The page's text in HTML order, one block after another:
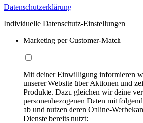
Datenschutzerklärung
Individuelle Datenschutz-Einstellungen
Marketing per Customer-Match
Mit deiner Einwilligung informieren
unserer Website über Aktionen und
Produkte. Dazu gleichen wir deine
personenbezogenen Daten mit
ab und nutzen deren Online-
Dienste bereits nutzt: